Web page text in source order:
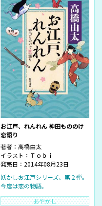
お江戸、れんれん 神田もののけ
恋語り
著者： 高橋由太
イラスト： Ｔｏｂｉ
発売日：2014年08月23日
妖かしお江戸シリーズ、第２弾。
今度は恋の物語。
あやかし